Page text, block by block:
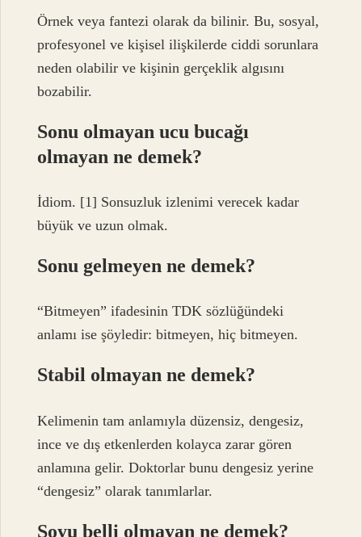
Örnek veya fantezi olarak da bilinir. Bu, sosyal,
profesyonel ve kişisel ilişkilerde ciddi sorunlara
neden olabilir ve kişinin gerçeklik algısını
bozabilir.
Sonu olmayan ucu bucağı
olmayan ne demek?
İdiom. [1] Sonsuzluk izlenimi verecek kadar
büyük ve uzun olmak.
Sonu gelmeyen ne demek?
“Bitmeyen” ifadesinin TDK sözlüğündeki
anlamı ise şöyledir: bitmeyen, hiç bitmeyen.
Stabil olmayan ne demek?
Kelimenin tam anlamıyla düzensiz, dengesiz,
ince ve dış etkenlerden kolayca zarar gören
anlamına gelir. Doktorlar bunu dengesiz yerine
“dengesiz” olarak tanımlarlar.
Soyu belli olmayan ne demek?